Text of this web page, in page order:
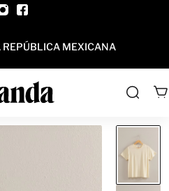
REPÚBLICA MEXICANA